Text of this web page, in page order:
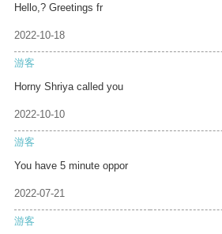
Hello,? Greetings fr
2022-10-18
游客
Horny Shriya called you
2022-10-10
游客
You have 5 minute oppor
2022-07-21
游客